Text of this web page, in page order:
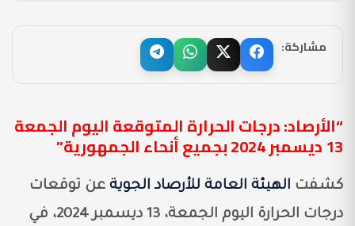
مشاركة:
“الأرصاد: درجات الحرارة المتوقعة اليوم الجمعة
13 ديسمبر 2024 بجميع أنحاء الجمهورية”
كشفت الهيئة العامة للأرصاد الجوية عن توقعات
درجات الحرارة اليوم الجمعة، 13 ديسمبر 2024، في